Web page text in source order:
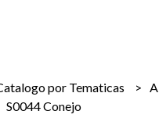
por Tematicas
S0044 Conejo